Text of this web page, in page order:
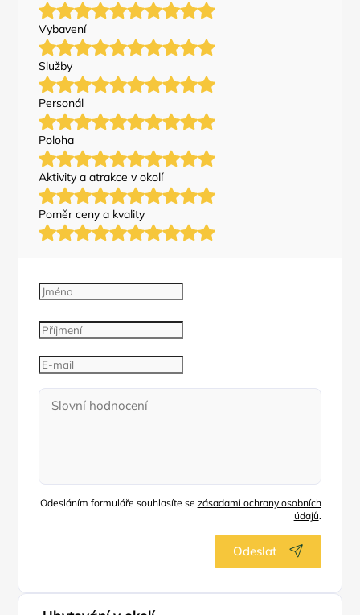
Vybavení
Služby
Personál
Poloha
Aktivity a atrakce v okolí
Poměr ceny a kvality
Odesláním formuláře souhlasíte se zásadami ochrany osobních
údajů.
Odeslat